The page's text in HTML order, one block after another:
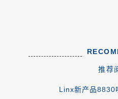
推荐
Linx新产品8830